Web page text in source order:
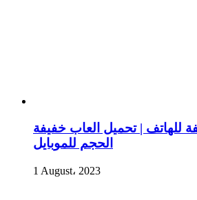
للهاتف | تحميل العاب خفيفة
الحجم للموبايل
1 August، 2023